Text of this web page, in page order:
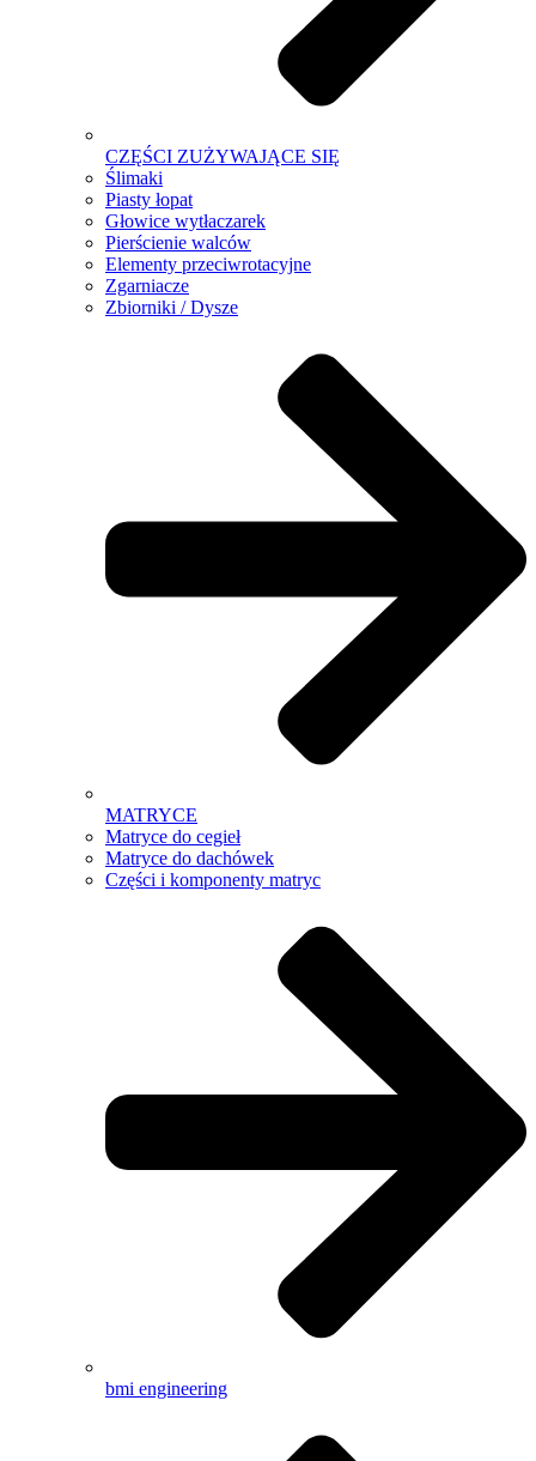
CZĘŚCI ZUŻYWAJĄCE SIĘ
Ślimaki
Piasty łopat
Głowice wytłaczarek
Pierścienie walców
Elementy przeciwrotacyjne
Zgarniacze
Zbiorniki / Dysze
MATRYCE
Matryce do cegieł
Matryce do dachówek
Części i komponenty matryc
bmi engineering